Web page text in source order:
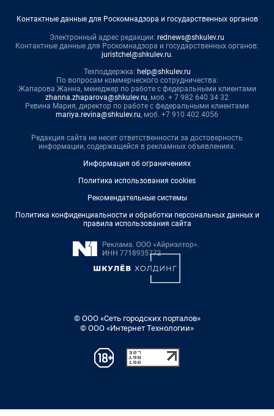
Контактные данные для Роскомнадзора и государственных органов
Электронный адрес редакции: rednews@shkulev.ru
Контактные данные для Роскомнадзора и государственных органов:
juristchel@shkulev.ru.
Техподдержка: help@shkulev.ru
По вопросам коммерческого сотрудничества:
Жапарова Жанна, менеджер по работе с федеральными клиентами
zhanna.zhaparova@shkulev.ru, моб. + 7 982 640 34 32
Ревина Мария, директор по работе с федеральными клиентами
mariya.revina@shkulev.ru, моб. +7 910 402 4056
Редакция сайта не несет ответственности за достоверность
информации, содержащейся в рекламных объявлениях.
Информация об ограничениях
Политика использования cookies
Рекомендательные системы
Политика конфиденциальности и обработки персональных данных и
правила использования сайта
© ООО «Сеть городских порталов»
© ООО «Интернет Технологии»